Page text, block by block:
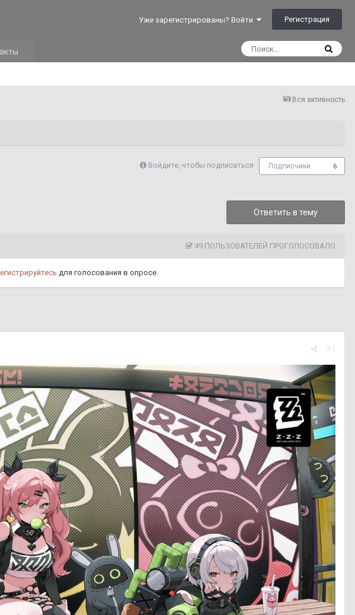
Уже зарегистрированы? Войти Регистрация
Вся активность
Войдите, чтобы подписаться Подписчики 6
Ответить в тему
49 ПОЛЬЗОВАТЕЛЕЙ ПРОГОЛОСОВАЛО
для голосования в опросе.
#1